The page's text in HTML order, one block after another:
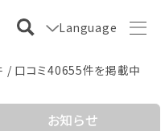
Language
/ 口コミ40655件を掲載中
お知らせ